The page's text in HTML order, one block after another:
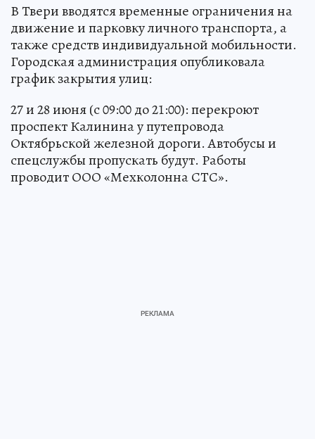
В Твери вводятся временные ограничения на
движение и парковку личного транспорта, а
также средств индивидуальной мобильности.
Городская администрация опубликовала
график закрытия улиц:
27 и 28 июня (с 09:00 до 21:00): перекроют
проспект Калинина у путепровода
Октябрьской железной дороги. Автобусы и
спецслужбы пропускать будут. Работы
проводит ООО «Мехколонна СТС».